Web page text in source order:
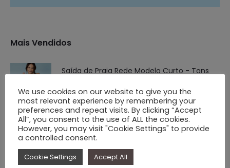
Mais Vendidos
Saída de Praia Rede Modelo Curto - Tons
Azul/Verde água
€25.00O
preço
original
era:
€ 25.00.
€7.90 O
preço
atual
é:
€ 7.90.
Conjunto Lorena
We use cookies on our website to give you the
most relevant experience by remembering your
preferences and repeat visits. By clicking “Accept
All”, you consent to the use of ALL the cookies.
However, you may visit "Cookie Settings" to provide
a controlled consent.
Cookie Settings Accept All